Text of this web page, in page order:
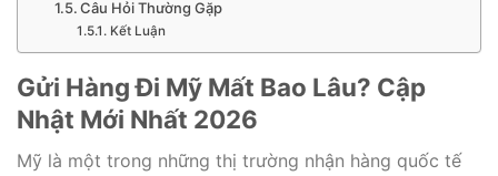
Câu Hỏi Thường Gặp
Kết Luận
Gửi Hàng Đi Mỹ Mất Bao Lâu? Cập
Nhật Mới Nhất 2026
Mỹ là một trong những thị trường nhận hàng quốc tế